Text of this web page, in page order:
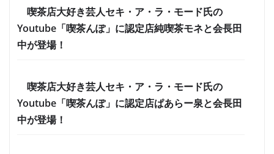
喫茶店大好き芸人セキ・ア・ラ・モード氏の
Youtube「喫茶んぽ」に認定店純喫茶モネと会長田
中が登場！
喫茶店大好き芸人セキ・ア・ラ・モード氏の
Youtube「喫茶んぽ」に認定店ぱあらー泉と会長田
中が登場！